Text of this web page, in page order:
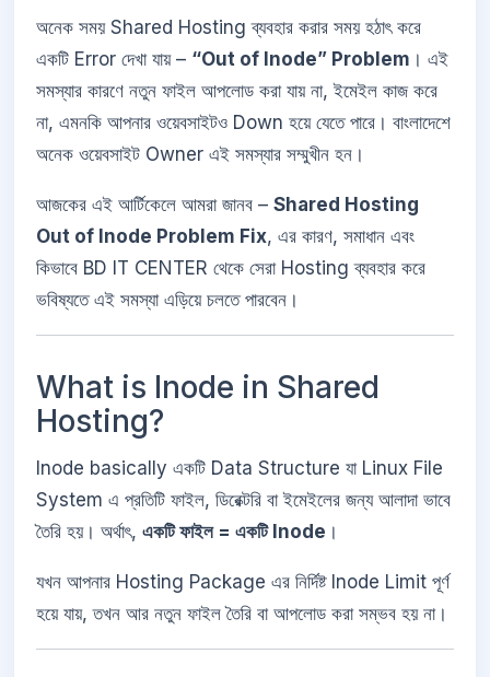
অনেক সময় Shared Hosting ব্যবহার করার সময় হঠাৎ করে
একটি Error দেখা যায় – “Out of Inode” Problem । এই
সমস্যার কারণে নতুন ফাইল আপলোড করা যায় না, ইমেইল কাজ করে
না, এমনকি আপনার ওয়েবসাইটও Down হয়ে যেতে পারে। বাংলাদেশে
অনেক ওয়েবসাইট Owner এই সমস্যার সম্মুখীন হন।
আজকের এই আর্টিকেলে আমরা জানব – Shared Hosting
Out of Inode Problem Fix, এর কারণ, সমাধান এবং
কিভাবে BD IT CENTER থেকে সেরা Hosting ব্যবহার করে
ভবিষ্যতে এই সমস্যা এড়িয়ে চলতে পারবেন।
What is Inode in Shared
Hosting?
Inode basically একটি Data Structure যা Linux File
System এ প্রতিটি ফাইল, ডিরেক্টরি বা ইমেইলের জন্য আলাদা ভাবে
তৈরি হয়। অর্থাৎ, একটি ফাইল = একটি Inode ।
যখন আপনার Hosting Package এর নির্দিষ্ট Inode Limit পূর্ণ
হয়ে যায়, তখন আর নতুন ফাইল তৈরি বা আপলোড করা সম্ভব হয় না।